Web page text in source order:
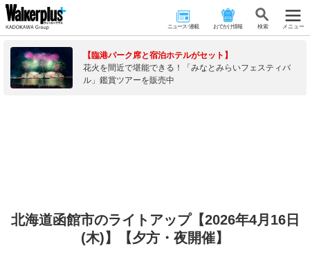
ニュース･連載 おでかけ情報 検 索 メニュー
【臨港パーク席と宿泊ホテルがセット】
花火を間近で堪能できる！「みなとみらいフェスティバ
ル」鑑賞ツアーを販売中
北海道函館市のライトアップ【2026年4月16日
(木)】【夕方・夜開催】